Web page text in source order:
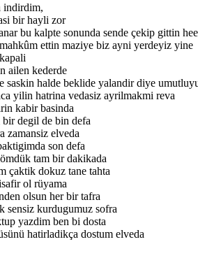
indirdim,
bir hayli zor
bu kalpte sonunda sende çekip gittin
ettin maziye biz ayni yerdeyiz yine
ailen kederde
saskin halde beklide yalandir diye
yilin hatrina vedasiz ayrilmakmi reva
kabir basinda
degil de bin defa
zamansiz elveda
son defa
tam bir dakikada
çaktik dokuz tane tahta
ol rüyama
olsun her bir tafra
sensiz kurdugumuz sofra
yazdim ben bi dosta
hatirladikça dostum elveda